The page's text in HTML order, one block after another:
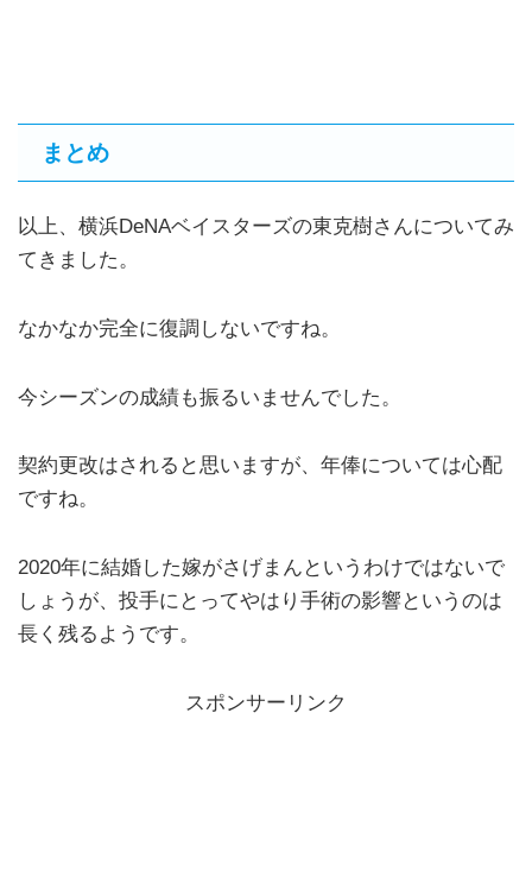
まとめ
以上、横浜DeNAベイスターズの東克樹さんについてみ
てきました。
なかなか完全に復調しないですね。
今シーズンの成績も振るいませんでした。
契約更改はされると思いますが、年俸については心配
ですね。
2020年に結婚した嫁がさげまんというわけではないで
しょうが、投手にとってやはり手術の影響というのは
長く残るようです。
スポンサーリンク